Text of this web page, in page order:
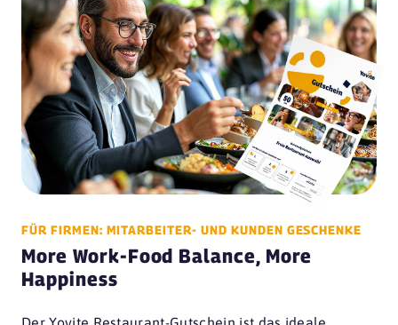
FÜR FIRMEN: MITARBEITER- UND KUNDEN GESCHENKE
More Work-Food Balance, More
Happiness